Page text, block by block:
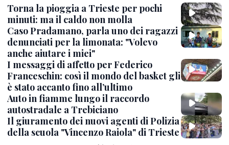
Torna la pioggia a Trieste per pochi
minuti: ma il caldo non molla
Caso Pradamano, parla uno dei ragazzi
denunciati per la limonata: "Volevo
anche aiutare i miei"
I messaggi di affetto per Federico
Franceschin: così il mondo del basket gli
è stato accanto fino all’ultimo
Auto in fiamme lungo il raccordo
autostradale a Trebiciano
Il giuramento dei nuovi agenti di Polizia
della scuola "Vincenzo Raiola" di Trieste